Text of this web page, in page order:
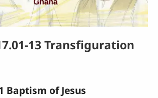
la
vidéo
13 Transfiguration
Baptism of Jesus